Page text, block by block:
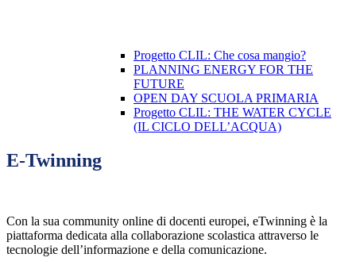
Progetto CLIL: Che cosa mangio?
PLANNING ENERGY FOR THE
FUTURE
OPEN DAY SCUOLA PRIMARIA
Progetto CLIL: THE WATER CYCLE
(IL CICLO DELL’ACQUA)
E-Twinning
Con la sua community online di docenti europei, eTwinning è la
piattaforma dedicata alla collaborazione scolastica attraverso le
tecnologie dell’informazione e della comunicazione.